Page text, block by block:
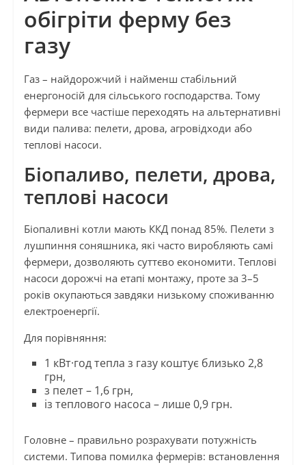
обігріти ферму без
газу
Газ – найдорожчий і найменш стабільний
енергоносій для сільського господарства. Тому
фермери все частіше переходять на альтернативні
види палива: пелети, дрова, агровідходи або
теплові насоси.
Біопаливо, пелети, дрова,
теплові насоси
Біопаливні котли мають ККД понад 85%. Пелети з
лушпиння соняшника, які часто виробляють самі
фермери, дозволяють суттєво економити. Теплові
насоси дорожчі на етапі монтажу, проте за 3–5
років окупаються завдяки низькому споживанню
електроенергії.
Для порівняння:
1 кВт·год тепла з газу коштує близько 2,8
грн,
з пелет – 1,6 грн,
із теплового насоса – лише 0,9 грн.
Головне – правильно розрахувати потужність
системи. Типова помилка фермерів: встановлення